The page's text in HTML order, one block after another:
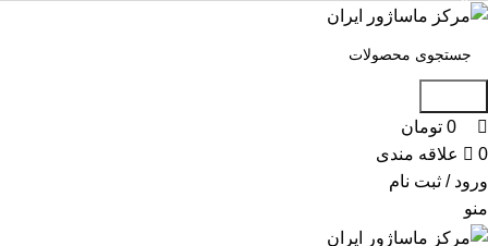
0
0 تومان
0
علاقه مندی
ورود / ثبت نام
منو
00